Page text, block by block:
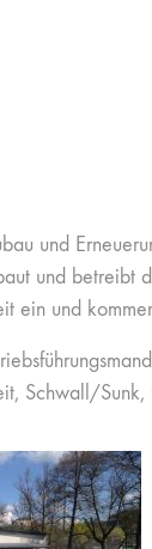
und
und
ein und
Schwall/Sunk,